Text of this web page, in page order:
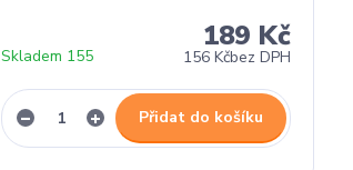
189 Kč
156 Kčbez DPH
Skladem 155
Přidat do košíku